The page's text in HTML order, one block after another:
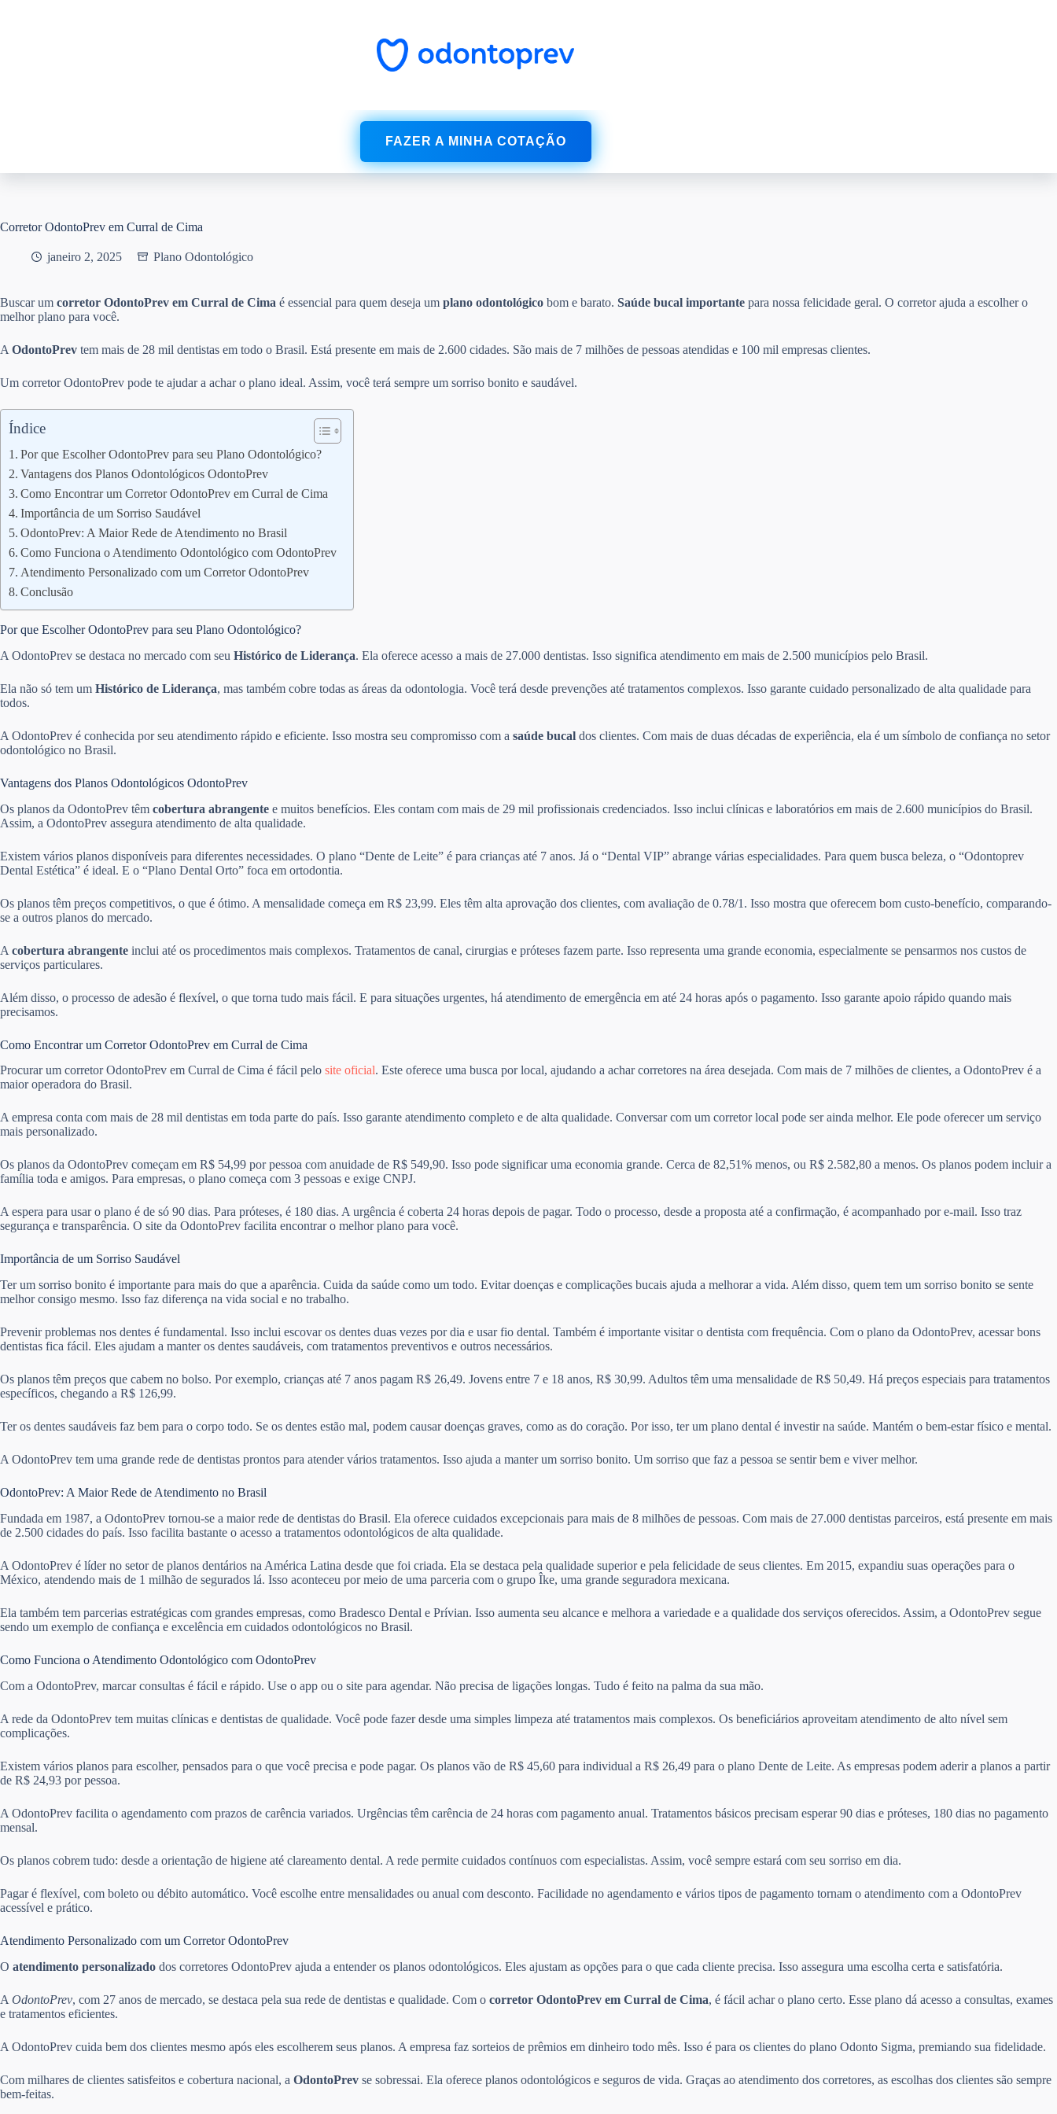
FAZER A MINHA COTAÇÃO
Corretor OdontoPrev em Curral de Cima
janeiro 2, 2025 Plano Odontológico
Buscar um corretor OdontoPrev em Curral de Cima é essencial para quem deseja um plano odontológico bom e barato. Saúde bucal importante para nossa felicidade geral. O corretor ajuda a escolher o
melhor plano para você.
A OdontoPrev tem mais de 28 mil dentistas em todo o Brasil. Está presente em mais de 2.600 cidades. São mais de 7 milhões de pessoas atendidas e 100 mil empresas clientes.
Um corretor OdontoPrev pode te ajudar a achar o plano ideal. Assim, você terá sempre um sorriso bonito e saudável.
Índice
Por que Escolher OdontoPrev para seu Plano Odontológico?
Vantagens dos Planos Odontológicos OdontoPrev
Como Encontrar um Corretor OdontoPrev em Curral de Cima
Importância de um Sorriso Saudável
OdontoPrev: A Maior Rede de Atendimento no Brasil
Como Funciona o Atendimento Odontológico com OdontoPrev
Atendimento Personalizado com um Corretor OdontoPrev
Conclusão
Por que Escolher OdontoPrev para seu Plano Odontológico?
A OdontoPrev se destaca no mercado com seu Histórico de Liderança. Ela oferece acesso a mais de 27.000 dentistas. Isso significa atendimento em mais de 2.500 municípios pelo Brasil.
Ela não só tem um Histórico de Liderança, mas também cobre todas as áreas da odontologia. Você terá desde prevenções até tratamentos complexos. Isso garante cuidado personalizado de alta qualidade para
todos.
A OdontoPrev é conhecida por seu atendimento rápido e eficiente. Isso mostra seu compromisso com a saúde bucal dos clientes. Com mais de duas décadas de experiência, ela é um símbolo de confiança no setor
odontológico no Brasil.
Vantagens dos Planos Odontológicos OdontoPrev
Os planos da OdontoPrev têm cobertura abrangente e muitos benefícios. Eles contam com mais de 29 mil profissionais credenciados. Isso inclui clínicas e laboratórios em mais de 2.600 municípios do Brasil.
Assim, a OdontoPrev assegura atendimento de alta qualidade.
Existem vários planos disponíveis para diferentes necessidades. O plano “Dente de Leite” é para crianças até 7 anos. Já o “Dental VIP” abrange várias especialidades. Para quem busca beleza, o “Odontoprev
Dental Estética” é ideal. E o “Plano Dental Orto” foca em ortodontia.
Os planos têm preços competitivos, o que é ótimo. A mensalidade começa em R$ 23,99. Eles têm alta aprovação dos clientes, com avaliação de 0.78/1. Isso mostra que oferecem bom custo-benefício, comparando-
se a outros planos do mercado.
A cobertura abrangente inclui até os procedimentos mais complexos. Tratamentos de canal, cirurgias e próteses fazem parte. Isso representa uma grande economia, especialmente se pensarmos nos custos de
serviços particulares.
Além disso, o processo de adesão é flexível, o que torna tudo mais fácil. E para situações urgentes, há atendimento de emergência em até 24 horas após o pagamento. Isso garante apoio rápido quando mais
precisamos.
Como Encontrar um Corretor OdontoPrev em Curral de Cima
Procurar um corretor OdontoPrev em Curral de Cima é fácil pelo site oficial. Este oferece uma busca por local, ajudando a achar corretores na área desejada. Com mais de 7 milhões de clientes, a OdontoPrev é a
maior operadora do Brasil.
A empresa conta com mais de 28 mil dentistas em toda parte do país. Isso garante atendimento completo e de alta qualidade. Conversar com um corretor local pode ser ainda melhor. Ele pode oferecer um serviço
mais personalizado.
Os planos da OdontoPrev começam em R$ 54,99 por pessoa com anuidade de R$ 549,90. Isso pode significar uma economia grande. Cerca de 82,51% menos, ou R$ 2.582,80 a menos. Os planos podem incluir a
família toda e amigos. Para empresas, o plano começa com 3 pessoas e exige CNPJ.
A espera para usar o plano é de só 90 dias. Para próteses, é 180 dias. A urgência é coberta 24 horas depois de pagar. Todo o processo, desde a proposta até a confirmação, é acompanhado por e-mail. Isso traz
segurança e transparência. O site da OdontoPrev facilita encontrar o melhor plano para você.
Importância de um Sorriso Saudável
Ter um sorriso bonito é importante para mais do que a aparência. Cuida da saúde como um todo. Evitar doenças e complicações bucais ajuda a melhorar a vida. Além disso, quem tem um sorriso bonito se sente
melhor consigo mesmo. Isso faz diferença na vida social e no trabalho.
Prevenir problemas nos dentes é fundamental. Isso inclui escovar os dentes duas vezes por dia e usar fio dental. Também é importante visitar o dentista com frequência. Com o plano da OdontoPrev, acessar bons
dentistas fica fácil. Eles ajudam a manter os dentes saudáveis, com tratamentos preventivos e outros necessários.
Os planos têm preços que cabem no bolso. Por exemplo, crianças até 7 anos pagam R$ 26,49. Jovens entre 7 e 18 anos, R$ 30,99. Adultos têm uma mensalidade de R$ 50,49. Há preços especiais para tratamentos
específicos, chegando a R$ 126,99.
Ter os dentes saudáveis faz bem para o corpo todo. Se os dentes estão mal, podem causar doenças graves, como as do coração. Por isso, ter um plano dental é investir na saúde. Mantém o bem-estar físico e mental.
A OdontoPrev tem uma grande rede de dentistas prontos para atender vários tratamentos. Isso ajuda a manter um sorriso bonito. Um sorriso que faz a pessoa se sentir bem e viver melhor.
OdontoPrev: A Maior Rede de Atendimento no Brasil
Fundada em 1987, a OdontoPrev tornou-se a maior rede de dentistas do Brasil. Ela oferece cuidados excepcionais para mais de 8 milhões de pessoas. Com mais de 27.000 dentistas parceiros, está presente em mais
de 2.500 cidades do país. Isso facilita bastante o acesso a tratamentos odontológicos de alta qualidade.
A OdontoPrev é líder no setor de planos dentários na América Latina desde que foi criada. Ela se destaca pela qualidade superior e pela felicidade de seus clientes. Em 2015, expandiu suas operações para o
México, atendendo mais de 1 milhão de segurados lá. Isso aconteceu por meio de uma parceria com o grupo Îke, uma grande seguradora mexicana.
Ela também tem parcerias estratégicas com grandes empresas, como Bradesco Dental e Prívian. Isso aumenta seu alcance e melhora a variedade e a qualidade dos serviços oferecidos. Assim, a OdontoPrev segue
sendo um exemplo de confiança e excelência em cuidados odontológicos no Brasil.
Como Funciona o Atendimento Odontológico com OdontoPrev
Com a OdontoPrev, marcar consultas é fácil e rápido. Use o app ou o site para agendar. Não precisa de ligações longas. Tudo é feito na palma da sua mão.
A rede da OdontoPrev tem muitas clínicas e dentistas de qualidade. Você pode fazer desde uma simples limpeza até tratamentos mais complexos. Os beneficiários aproveitam atendimento de alto nível sem
complicações.
Existem vários planos para escolher, pensados para o que você precisa e pode pagar. Os planos vão de R$ 45,60 para individual a R$ 26,49 para o plano Dente de Leite. As empresas podem aderir a planos a partir
de R$ 24,93 por pessoa.
A OdontoPrev facilita o agendamento com prazos de carência variados. Urgências têm carência de 24 horas com pagamento anual. Tratamentos básicos precisam esperar 90 dias e próteses, 180 dias no pagamento
mensal.
Os planos cobrem tudo: desde a orientação de higiene até clareamento dental. A rede permite cuidados contínuos com especialistas. Assim, você sempre estará com seu sorriso em dia.
Pagar é flexível, com boleto ou débito automático. Você escolhe entre mensalidades ou anual com desconto. Facilidade no agendamento e vários tipos de pagamento tornam o atendimento com a OdontoPrev
acessível e prático.
Atendimento Personalizado com um Corretor OdontoPrev
O atendimento personalizado dos corretores OdontoPrev ajuda a entender os planos odontológicos. Eles ajustam as opções para o que cada cliente precisa. Isso assegura uma escolha certa e satisfatória.
A OdontoPrev, com 27 anos de mercado, se destaca pela sua rede de dentistas e qualidade. Com o corretor OdontoPrev em Curral de Cima, é fácil achar o plano certo. Esse plano dá acesso a consultas, exames
e tratamentos eficientes.
A OdontoPrev cuida bem dos clientes mesmo após eles escolherem seus planos. A empresa faz sorteios de prêmios em dinheiro todo mês. Isso é para os clientes do plano Odonto Sigma, premiando sua fidelidade.
Com milhares de clientes satisfeitos e cobertura nacional, a OdontoPrev se sobressai. Ela oferece planos odontológicos e seguros de vida. Graças ao atendimento dos corretores, as escolhas dos clientes são sempre
bem-feitas.